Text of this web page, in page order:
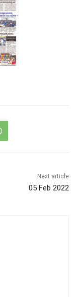
Next article
05 Feb 2022